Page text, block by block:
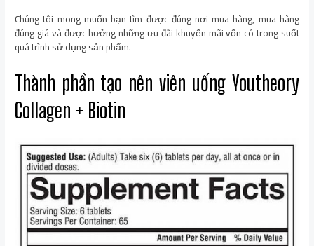
Chúng tôi mong muốn bạn tìm được đúng nơi mua hàng, mua hàng
đúng giá và được hưởng những ưu đãi khuyến mãi vốn có trong suốt
quá trình sử dụng sản phẩm.
Thành phần tạo nên viên uống Youtheory
Collagen + Biotin